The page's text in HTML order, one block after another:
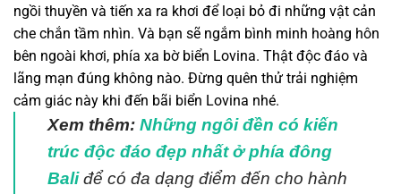
ngồi thuyền và tiến xa ra khơi để loại bỏ đi những vật cản
che chắn tầm nhìn. Và bạn sẽ ngắm bình minh hoàng hôn
bên ngoài khơi, phía xa bờ biển Lovina. Thật độc đáo và
lãng mạn đúng không nào. Đừng quên thử trải nghiệm
cảm giác này khi đến bãi biển Lovina nhé.
Xem thêm: Những ngôi đền có kiến
trúc độc đáo đẹp nhất ở phía đông
Bali để có đa dạng điểm đến cho hành